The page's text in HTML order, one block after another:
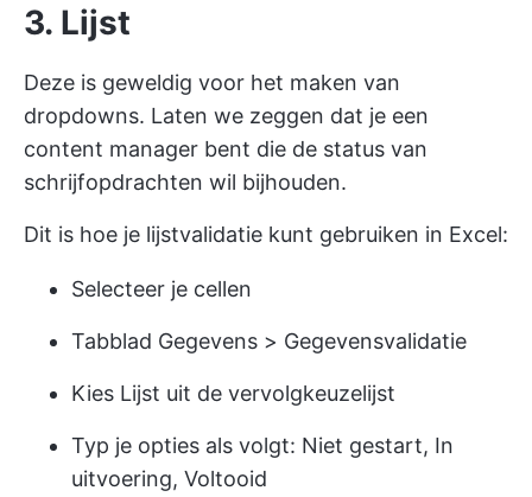
3. Lijst
Deze is geweldig voor het maken van
dropdowns. Laten we zeggen dat je een
content manager bent die de status van
schrijfopdrachten wil bijhouden.
Dit is hoe je lijstvalidatie kunt gebruiken in Excel:
Selecteer je cellen
Tabblad Gegevens > Gegevensvalidatie
Kies Lijst uit de vervolgkeuzelijst
Typ je opties als volgt: Niet gestart, In
uitvoering, Voltooid